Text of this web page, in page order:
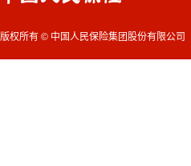
版权所有 © 中国人民保险集团股份有限公司